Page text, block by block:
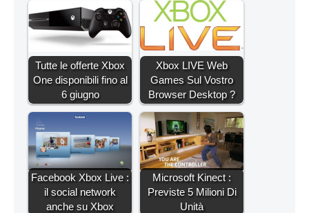
Tutte le offerte Xbox
One disponibili fino al
6 giugno
Xbox LIVE Web
Games Sul Vostro
Browser Desktop ?
Facebook Xbox Live :
il social network
anche su Xbox
Microsoft Kinect :
Previste 5 Milioni Di
Unità